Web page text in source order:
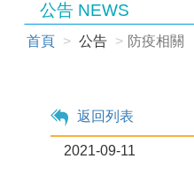
公告 NEWS
首頁 公告 防疫相關
返回列表
2021-09-11